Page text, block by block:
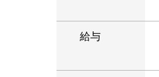
給与